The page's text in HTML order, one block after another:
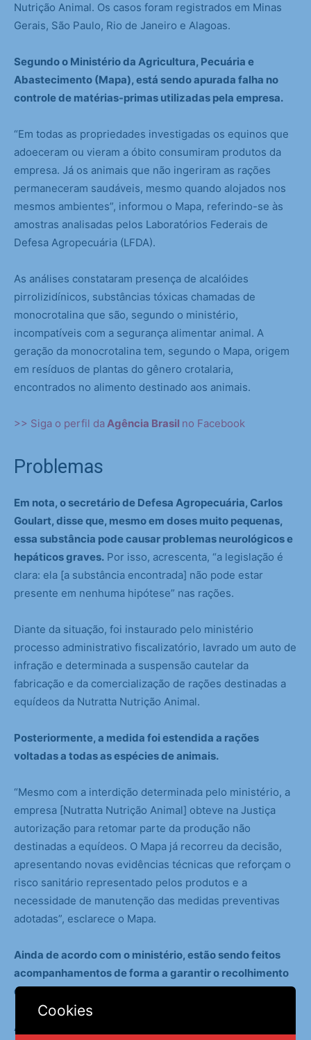
Nutrição Animal. Os casos foram registrados em Minas
Gerais, São Paulo, Rio de Janeiro e Alagoas.
Segundo o Ministério da Agricultura, Pecuária e
Abastecimento (Mapa), está sendo apurada falha no
controle de matérias-primas utilizadas pela empresa.
“Em todas as propriedades investigadas os equinos que
adoeceram ou vieram a óbito consumiram produtos da
empresa. Já os animais que não ingeriram as rações
permaneceram saudáveis, mesmo quando alojados nos
mesmos ambientes”, informou o Mapa, referindo-se às
amostras analisadas pelos Laboratórios Federais de
Defesa Agropecuária (LFDA).
As análises constataram presença de alcalóides
pirrolizidínicos, substâncias tóxicas chamadas de
monocrotalina que são, segundo o ministério,
incompatíveis com a segurança alimentar animal. A
geração da monocrotalina tem, segundo o Mapa, origem
em resíduos de plantas do gênero crotalaria,
encontrados no alimento destinado aos animais.
>> Siga o perfil daAgência Brasil no Facebook
Problemas
Em nota, o secretário de Defesa Agropecuária, Carlos
Goulart, disse que, mesmo em doses muito pequenas,
essa substância pode causar problemas neurológicos e
hepáticos graves. Por isso, acrescenta, “a legislação é
clara: ela [a substância encontrada] não pode estar
presente em nenhuma hipótese” nas rações.
Diante da situação, foi instaurado pelo ministério
processo administrativo fiscalizatório, lavrado um auto de
infração e determinada a suspensão cautelar da
fabricação e da comercialização de rações destinadas a
equídeos da Nutratta Nutrição Animal.
Posteriormente, a medida foi estendida a rações
voltadas a todas as espécies de animais.
“Mesmo com a interdição determinada pelo ministério, a
empresa [Nutratta Nutrição Animal] obteve na Justiça
autorização para retomar parte da produção não
destinadas a equídeos. O Mapa já recorreu da decisão,
apresentando novas evidências técnicas que reforçam o
risco sanitário representado pelos produtos e a
necessidade de manutenção das medidas preventivas
adotadas”, esclarece o Mapa.
Ainda de acordo com o ministério, estão sendo feitos
acompanhamentos de forma a garantir o recolhimento
do lote contaminado.
A
Cookies